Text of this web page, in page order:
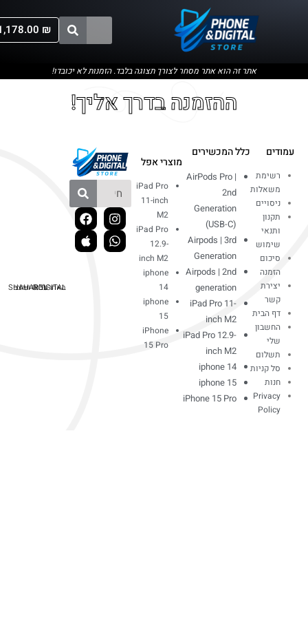
₪
אתר זה הוא אתר מסחר לצורך תצוגה בלבד. הזמנות לא יכובדו!
ההזמנה בדרך אליך!
עמודים
רשימת
משאלות
ניסויים
תקנון
ותנאי
שימוש
סיכום
הזמנה
יצירת
קשר
דף הבית
החשבון
שלי
תשלום
סל קניות
חנות
Privacy
Policy
כלל המכשירים
AirPods Pro |
2nd
Generation
(USB-C)
Airpods | 3rd
Generation
Airpods | 2nd
generation
iPad Pro 11-
inch M2
iPad Pro 12.9-
inch M2
iphone 14
iphone 15
iPhone 15 Pro
מוצרי אפל
iPad Pro
11-inch
M2
iPad Pro
12.9-
inch M2
iphone
14
iphone
15
iPhone
15 Pro
האתר נבנה ועוצב ע"י © SHAHARDIGITAL